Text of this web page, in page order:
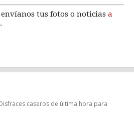
envíanos tus fotos o noticias a
.